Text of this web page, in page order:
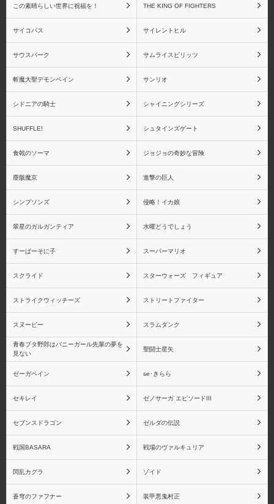
シャイニングシリーズ シャイニング・アーク
シャイニングウィンド
シャイニング・ティアー
ズ
シャイニング・ハーツ
シャイニング・フォー
ス・フェザー
シャイニングブレイド
シャイニング・レゾナン
ス
ペルソナシリーズ
ペルソナ3 ペルソナ4
物語シリーズ 戦場ヶ原
ひたぎ
物語シリーズ 忍野忍
この素晴らしい世界に祝福を！ THE KING OF FIGHTERS
サイコパス サイレントヒル
サウスパーク サムライスピリッツ
斬魔大聖デモンベイン サンリオ
シドニアの騎士 シャイニングシリーズ
SHUFFLE! シュタインズゲート
食戟のソーマ ジョジョの奇妙な冒険
塵骸魔京 進撃の巨人
シンプソンズ 侵略！イカ娘
翠星のガルガンティア 水曜どうでしょう
すーぱーそに子 スーパーマリオ
スクライド スターウォーズ フィギュア
ストライクウィッチーズ ストリートファイター
スヌーピー スラムダンク
青春ブタ野郎はバニーガール先輩の夢を
見ない
聖闘士星矢
ゼーガペイン se･きらら
セキレイ ゼノサーガ エピソードIII
セブンスドラゴン ゼルダの伝説
戦国BASARA 戦場のヴァルキュリア
閃乱カグラ ゾイド
蒼穹のファフナー 装甲悪鬼村正